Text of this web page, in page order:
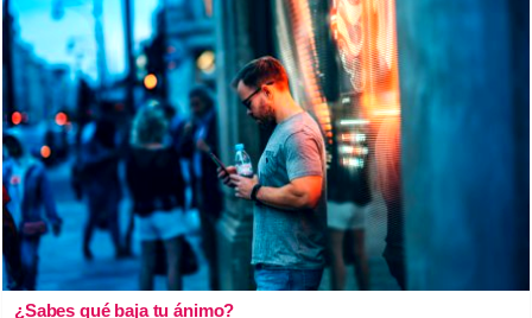
¿Sabes qué baja tu ánimo?